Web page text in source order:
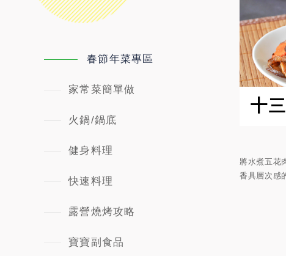
春節年菜專區
家常菜簡單做
火鍋/鍋底
健身料理
快速料理
露營燒烤攻略
寶寶副食品
將水煮五花
香具層次感